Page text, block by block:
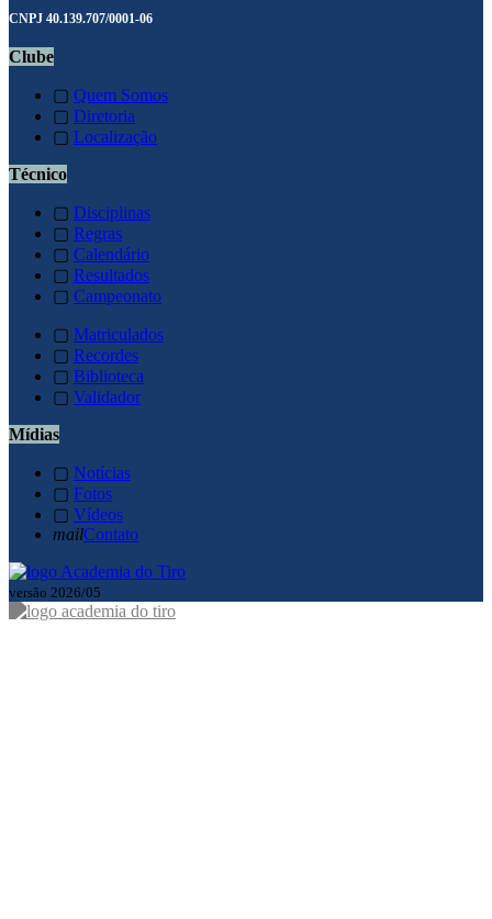
CNPJ 40.139.707/0001-06
Clube
▢ Quem Somos
▢ Diretoria
▢ Localização
Técnico
▢ Disciplinas
▢ Regras
▢ Calendário
▢ Resultados
▢ Campeonato
▢ Matriculados
▢ Recordes
▢ Biblioteca
▢ Validador
Mídias
▢ Notícias
▢ Fotos
▢ Vídeos
mailContato
versão 2026/05